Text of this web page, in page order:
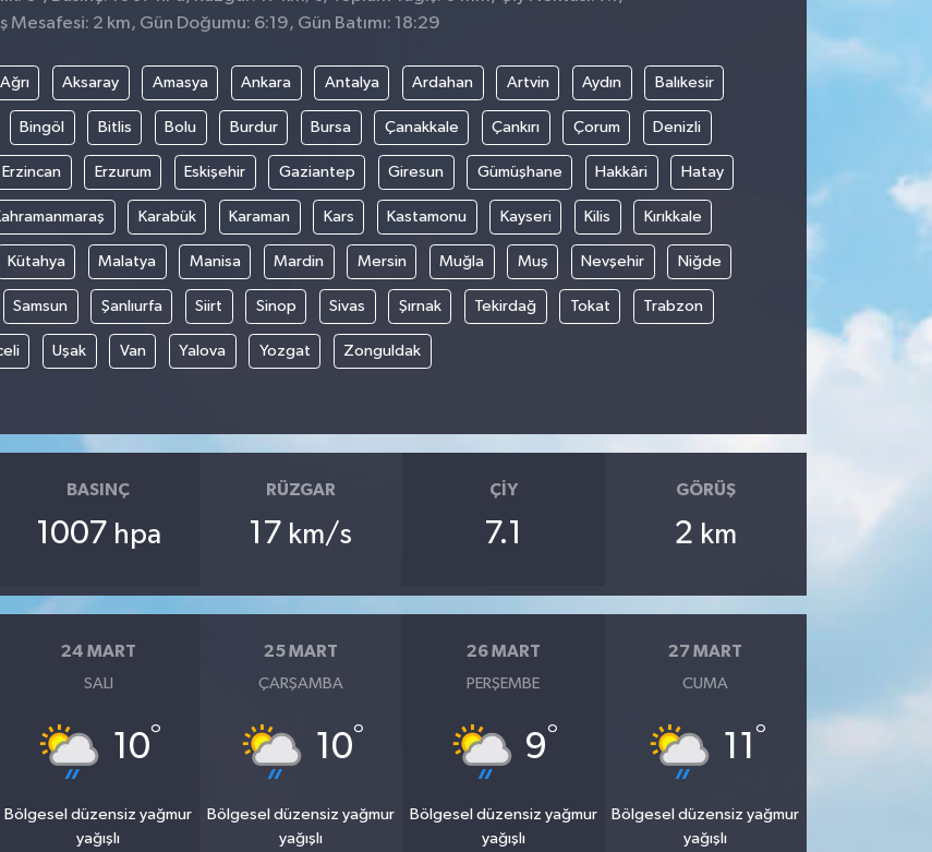
Mesafesi: 2 km, Gün Doğumu: 6:19, Gün Batımı: 18:29
Ağrı Aksaray Amasya Ankara Antalya Ardahan Artvin Aydın Balıkesir
Bingöl Bitlis Bolu Burdur Bursa Çanakkale Çankırı Çorum Denizli
Erzincan Erzurum Eskişehir Gaziantep Giresun Gümüşhane Hakkâri Hatay
Karabük Karaman Kars Kastamonu Kayseri Kilis Kırıkkale
Kütahya Malatya Manisa Mardin Mersin Muğla Muş Nevşehir Niğde
Samsun Şanlıurfa Siirt Sinop Sivas Şırnak Tekirdağ Tokat Trabzon
Uşak Van Yalova Yozgat Zonguldak
BASINÇ
1007 hpa
RÜZGAR
17 km/s
ÇIY
7.1
GÖRÜŞ
2 km
24 MART
SALI
10°
Bölgesel düzensiz yağmur
yağışlı
25 MART
ÇARŞAMBA
10°
Bölgesel düzensiz yağmur
yağışlı
26 MART
PERŞEMBE
9°
Bölgesel düzensiz yağmur
yağışlı
27 MART
CUMA
11 °
Bölgesel düzensiz yağmur
yağışlı